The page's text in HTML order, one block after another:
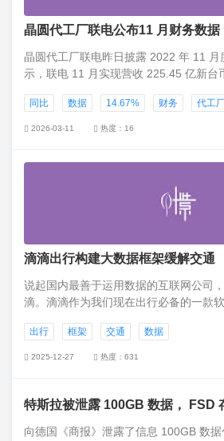
晶圆代工厂联电公布11 月财务数
晶圆代工厂联电昨日披露 2022 年 11 月
示，联电 11 月实现营收 225.45 亿新台
长 14.67%，创同期新高。
同比 数据 14.67% 财务 代工
2026-03-11 热度：16
滴滴出行构建大数据框架缓解交通
说起国内最善于运用数据的互联网公司
滴。滴滴作为我们现在出行必备的一款
出行 框架 交通 数据
2025-12-27 热度：631
特斯拉被泄露 100GB 数据， FSD
向德国《商报》泄露了信息 100GB 数